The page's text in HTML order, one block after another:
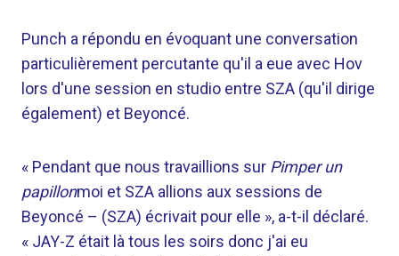
Punch a répondu en évoquant une conversation
particulièrement percutante qu'il a eue avec Hov
lors d'une session en studio entre SZA (qu'il dirige
également) et Beyoncé.
« Pendant que nous travaillions sur Pimper un
papillonmoi et SZA allions aux sessions de
Beyoncé – (SZA) écrivait pour elle », a-t-il déclaré.
« JAY-Z était là tous les soirs donc j'ai eu